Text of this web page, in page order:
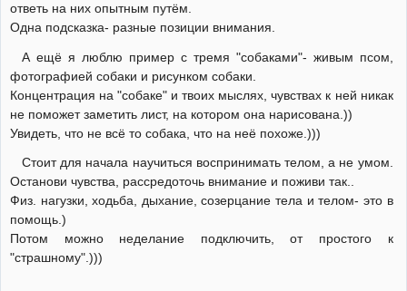
ответь на них опытным путём.
Одна подсказка- разные позиции внимания.
А ещё я люблю пример с тремя "собаками"- живым псом,
фотографией собаки и рисунком собаки.
Концентрация на "собаке" и твоих мыслях, чувствах к ней никак
не поможет заметить лист, на котором она нарисована.))
Увидеть, что не всё то собака, что на неё похоже.)))
Стоит для начала научиться воспринимать телом, а не умом.
Останови чувства, рассредоточь внимание и поживи так..
Физ. нагузки, ходьба, дыхание, созерцание тела и телом- это в
помощь.)
Потом можно неделание подключить, от простого к
"страшному".)))